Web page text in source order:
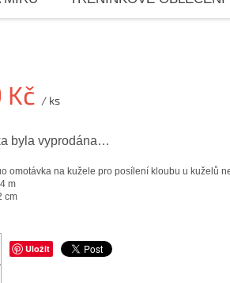
Kč / ks
byla vyprodána…
omotávka na kužele pro posílení kloubu u kuželů
m
cm
Uložit